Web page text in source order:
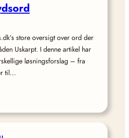
store oversigt over ord der
Uskarpt. I denne artikel har
løsningsforslag – fra
til…